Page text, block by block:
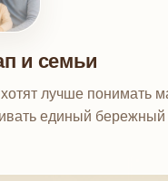
и семьи
лучше понимать
единый бережный